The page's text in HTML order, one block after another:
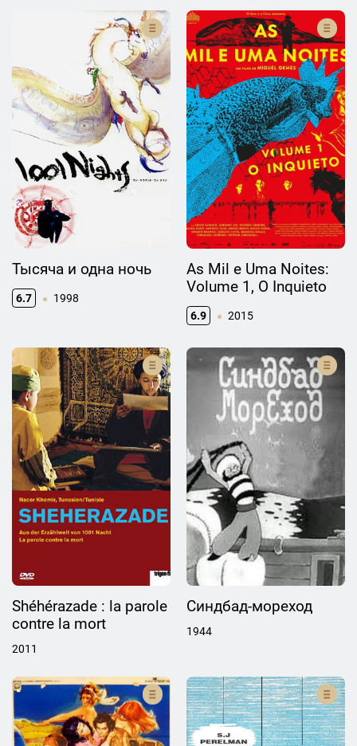
Тысяча и одна ночь
6.7 1998
As Mil e Uma Noites:
Volume 1, O Inquieto
6.9 2015
Shéhérazade : la parole
contre la mort
2011
Синдбад-мореход
1944